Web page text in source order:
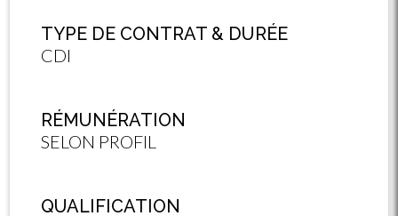
TYPE DE CONTRAT & DURÉE
CDI
RÉMUNÉRATION
SELON PROFIL
QUALIFICATION